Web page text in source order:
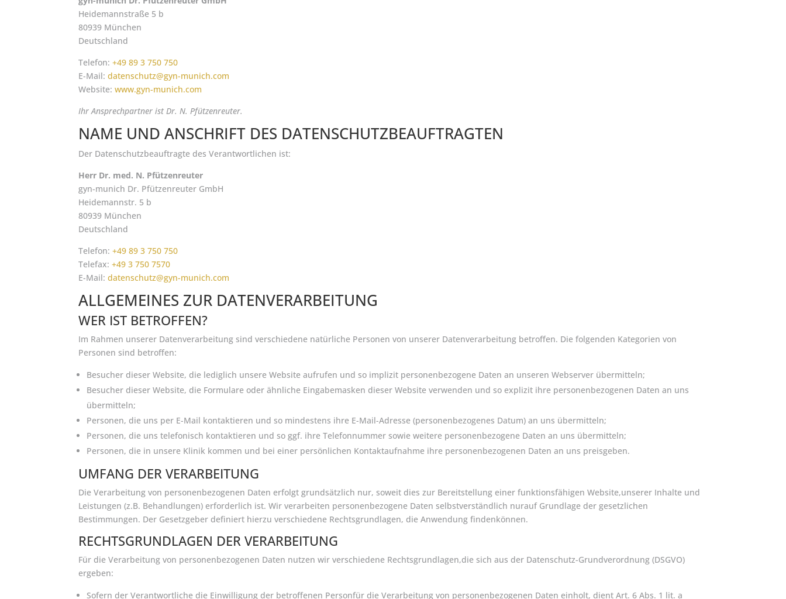
Heidemannstraße 5 b
80939 München
Deutschland
Telefon:+49 89 3 750 750
E-Mail:datenschutz@gyn-munich.com
Website:www.gyn-munich.com
Ihr Ansprechpartner ist Dr. N. Pfützenreuter.
NAME UND ANSCHRIFT DES DATENSCHUTZBEAUFTRAGTEN
Der Datenschutzbeauftragte des Verantwortlichen ist:
Herr Dr. med. N. Pfützenreuter
gyn-munich Dr. Pfützenreuter GmbH
Heidemannstr. 5 b
80939 München
Deutschland
Telefon:+49 89 3 750 750
Telefax:+49 3 750 7570
E-Mail:datenschutz@gyn-munich.com
ALLGEMEINES ZUR DATENVERARBEITUNG
WER IST BETROFFEN?
Im Rahmen unserer Datenverarbeitung sind verschiedene natürliche Personen von unserer Datenverarbeitung betroffen. Die folgenden Kategorien von
Personen sind betroffen:
Besucher dieser Website, die lediglich unsere Website aufrufen und so implizit personenbezogene Daten an unseren Webserver übermitteln;
Besucher dieser Website, die Formulare oder ähnliche Eingabemasken dieser Website verwenden und so explizit ihre personenbezogenen Daten an uns
übermitteln;
Personen, die uns per E-Mail kontaktieren und so mindestens ihre E-Mail-Adresse (personenbezogenes Datum) an uns übermitteln;
Personen, die uns telefonisch kontaktieren und so ggf. ihre Telefonnummer sowie weitere personenbezogene Daten an uns übermitteln;
Personen, die in unsere Klinik kommen und bei einer persönlichen Kontaktaufnahme ihre personenbezogenen Daten an uns preisgeben.
UMFANG DER VERARBEITUNG
Die Verarbeitung von personenbezogenen Daten erfolgt grundsätzlich nur, soweit dies zur Bereitstellung einer funktionsfähigen Website,unserer Inhalte und
Leistungen (z.B. Behandlungen) erforderlich ist. Wir verarbeiten personenbezogene Daten selbstverständlich nurauf Grundlage der gesetzlichen
Bestimmungen. Der Gesetzgeber definiert hierzu verschiedene Rechtsgrundlagen, die Anwendung findenkönnen.
RECHTSGRUNDLAGEN DER VERARBEITUNG
Für die Verarbeitung von personenbezogenen Daten nutzen wir verschiedene Rechtsgrundlagen,die sich aus der Datenschutz-Grundverordnung (DSGVO)
ergeben:
Sofern der Verantwortliche die Einwilligung der betroffenen Personfür die Verarbeitung von personenbezogenen Daten einholt, dient Art. 6 Abs. 1 lit. a